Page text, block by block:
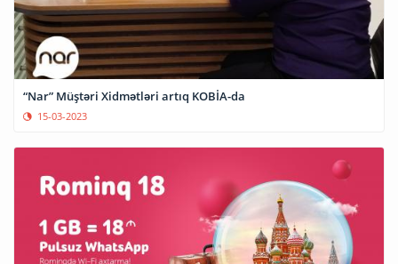
“Nar” Müştəri Xidmətləri artıq KOBİA-da
15-03-2023